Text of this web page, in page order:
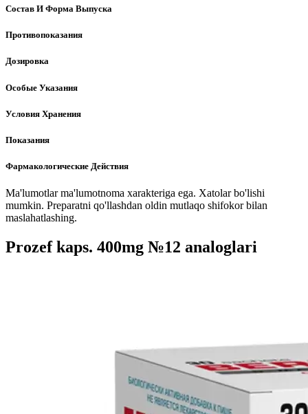
Состав И Форма Выпуска
Противопоказания
Дозировка
Особые Указания
Условия Хранения
Показания
Фармакологические Действия
Ma'lumotlar ma'lumotnoma xarakteriga ega. Xatolar bo'lishi
mumkin. Preparatni qo'llashdan oldin mutlaqo shifokor bilan
maslahatlashing.
Prozef kaps. 400mg №12 analoglari